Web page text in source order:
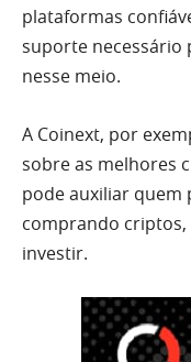
plataformas
suporte necessário
nesse meio.
A Coinext, por
sobre as melhores
pode auxiliar quem
comprando criptos,
investir.